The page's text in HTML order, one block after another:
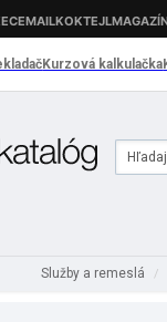
Služby a remeslá /